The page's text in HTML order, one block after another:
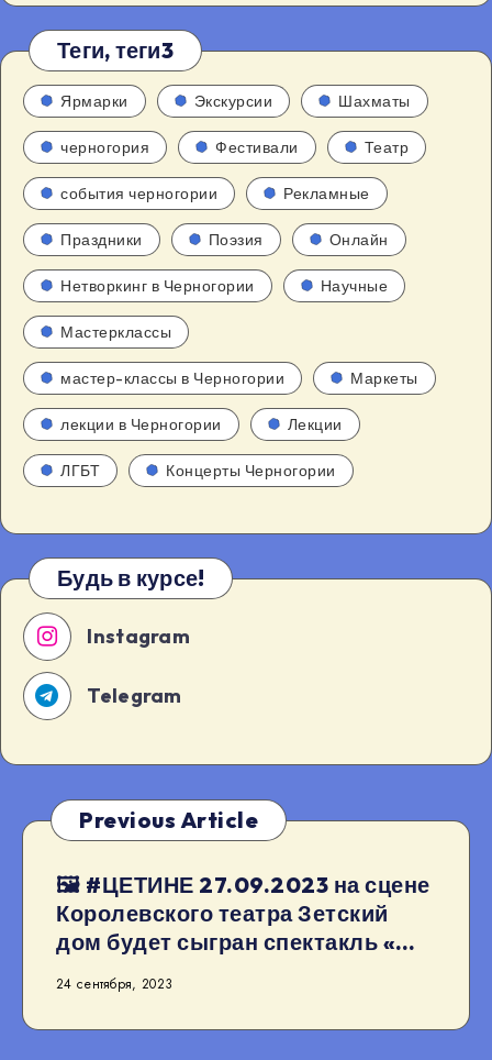
Теги, теги3
Ярмарки Экскурсии Шахматы
черногория Фестивали Театр
события черногории Рекламные
Праздники Поэзия Онлайн
Нетворкинг в Черногории Научные
Мастерклассы
мастер-классы в Черногории Маркеты
лекции в Черногории Лекции
ЛГБТ Концерты Черногории
Будь в курсе!
Instagram
Telegram
Previous Article
🖼 #ЦЕТИНЕ 27.09.2023 на сцене
Королевского театра Зетский
дом будет сыгран спектакль «…
24 сентября, 2023